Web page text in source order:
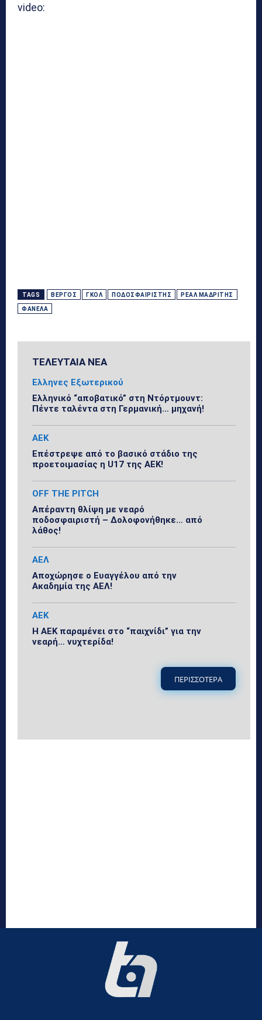
video:
TAGS ΒΈΡΓΟΣ ΓΚΟΛ ΠΟΔΟΣΦΑΙΡΙΣΤΉΣ ΡΕΆΛ ΜΑΔΡΊΤΗΣ
ΦΑΝΈΛΑ
ΤΕΛΕΥΤΑΙΑ ΝΕΑ
Ελληνες Εξωτερικού
Ελληνικό “αποβατικό” στη Ντόρτμουντ:
Πέντε ταλέντα στη Γερμανική… μηχανή!
ΑΕΚ
Επέστρεψε από το βασικό στάδιο της
προετοιμασίας η U17 της ΑΕΚ!
OFF THE PITCH
Απέραντη θλίψη με νεαρό
ποδοσφαιριστή – Δολοφονήθηκε… από
λάθος!
ΑΕΛ
Αποχώρησε ο Ευαγγέλου από την
Ακαδημία της ΑΕΛ!
ΑΕΚ
Η ΑΕΚ παραμένει στο “παιχνίδι” για την
νεαρή… νυχτερίδα!
ΠΕΡΙΣΣΟΤΕΡΑ